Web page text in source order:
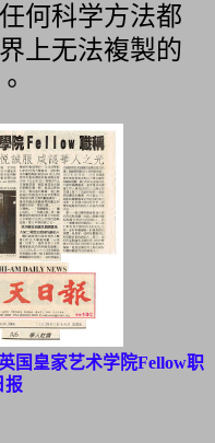
何科学方法都
上无法複製的
国皇家艺术学院Fellow职
报